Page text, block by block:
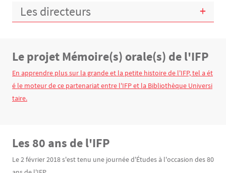
Les directeurs
Texte
Le projet Mémoire(s) orale(s) de l'IFP
En apprendre plus sur la grande et la petite histoire de l'IFP, tel a ét
é le moteur de ce partenariat entre l'IFP et la Bibliothèque Universi
taire.
Texte
Les 80 ans de l'IFP
Le 2 février 2018 s'est tenu une journée d'Études à l'occasion des 80